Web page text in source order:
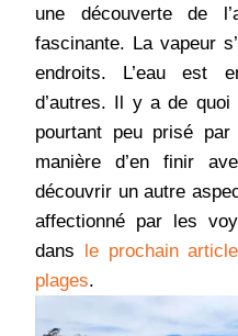
une découverte de
fascinante. La vapeur
endroits. L’eau est
d’autres. Il y a de quoi
pourtant peu prisé
manière d’en finir
découvrir un autre
affectionné par les
dans
le prochain
plages.